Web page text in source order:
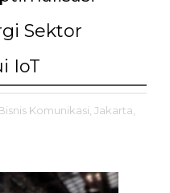
Sektor
IoT
Komunikasi, Jakarta,